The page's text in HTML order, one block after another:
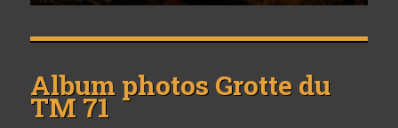
Album photos Grotte du
TM 71